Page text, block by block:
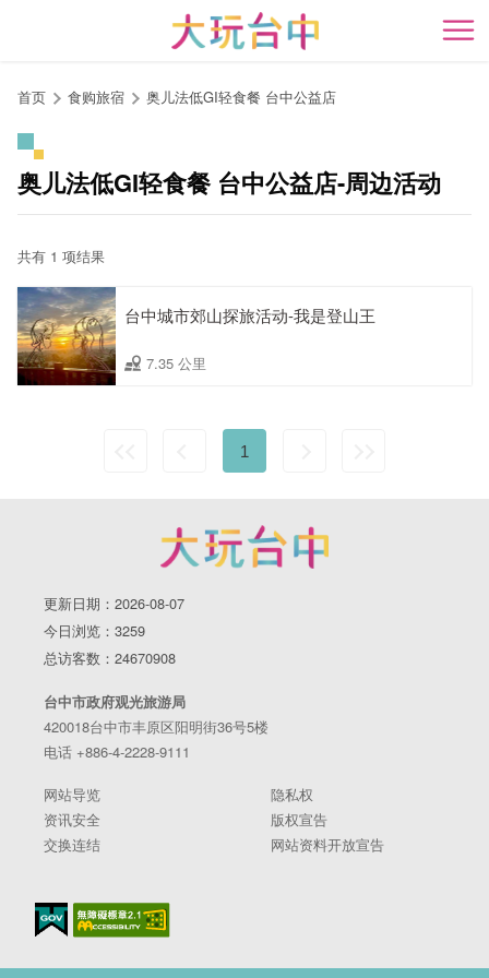
开
首页 食购旅宿 奥儿法低GI轻食餐 台中公益店
奥儿法低GI轻食餐 台中公益店-周边活动
共有 1 项结果
台中城市郊山探旅活动-我是登山王
7.35 公里
1
更新日期：2026-08-07
今日浏览：3259
总访客数：24670908
台中市政府观光旅游局
420018台中市丰原区阳明街36号5楼
电话 +886-4-2228-9111
网站导览
隐私权
资讯安全
版权宣告
交换连结
网站资料开放宣告